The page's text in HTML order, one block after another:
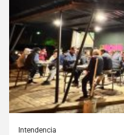
Intendencia